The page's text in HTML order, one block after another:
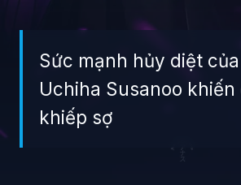
Sức mạnh hủy diệt
Uchiha Susanoo khiến
khiếp sợ